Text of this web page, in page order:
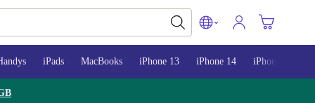
iPads MacBooks iPhone 13 iPhone 14 iPhone 15